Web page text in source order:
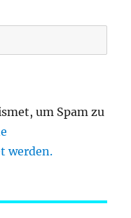
um Spam zu
werden.